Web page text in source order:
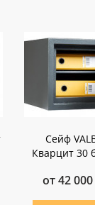
Сейф
Кварцит 30
от 42